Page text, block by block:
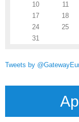
10
11
17
18
24
25
31
Tweets by